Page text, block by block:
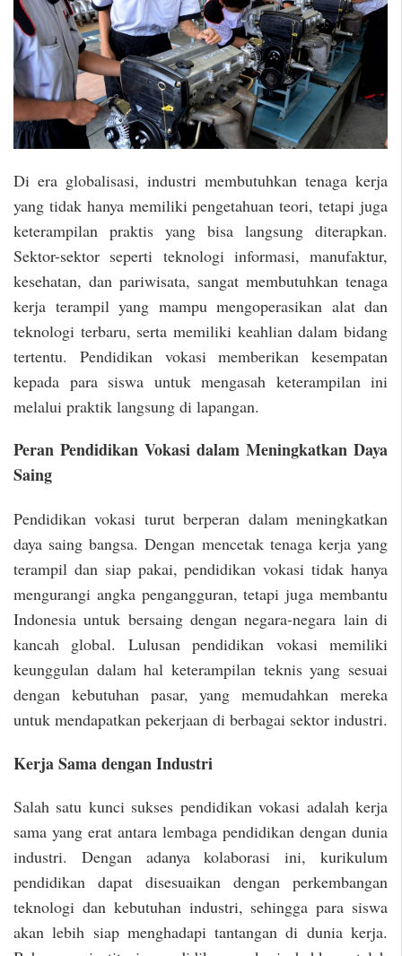
Di era globalisasi, industri membutuhkan tenaga kerja
yang tidak hanya memiliki pengetahuan teori, tetapi juga
keterampilan praktis yang bisa langsung diterapkan.
Sektor-sektor seperti teknologi informasi, manufaktur,
kesehatan, dan pariwisata, sangat membutuhkan tenaga
kerja terampil yang mampu mengoperasikan alat dan
teknologi terbaru, serta memiliki keahlian dalam bidang
tertentu. Pendidikan vokasi memberikan kesempatan
kepada para siswa untuk mengasah keterampilan ini
melalui praktik langsung di lapangan.
Peran Pendidikan Vokasi dalam Meningkatkan Daya
Saing
Pendidikan vokasi turut berperan dalam meningkatkan
daya saing bangsa. Dengan mencetak tenaga kerja yang
terampil dan siap pakai, pendidikan vokasi tidak hanya
mengurangi angka pengangguran, tetapi juga membantu
Indonesia untuk bersaing dengan negara-negara lain di
kancah global. Lulusan pendidikan vokasi memiliki
keunggulan dalam hal keterampilan teknis yang sesuai
dengan kebutuhan pasar, yang memudahkan mereka
untuk mendapatkan pekerjaan di berbagai sektor industri.
Kerja Sama dengan Industri
Salah satu kunci sukses pendidikan vokasi adalah kerja
sama yang erat antara lembaga pendidikan dengan dunia
industri. Dengan adanya kolaborasi ini, kurikulum
pendidikan dapat disesuaikan dengan perkembangan
teknologi dan kebutuhan industri, sehingga para siswa
akan lebih siap menghadapi tantangan di dunia kerja.